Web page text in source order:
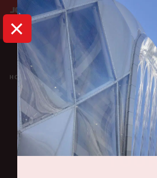
HOME KALENDER METALLICA: M72
Concert
Metallica: